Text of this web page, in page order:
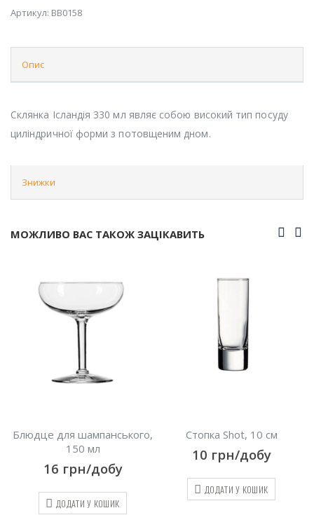
Артикул: BB0158
Опис
Склянка Ісландія 330 мл являє собою високий тип посуду
циліндричної форми з потовщеним дном.
Знижки
МОЖЛИВО ВАС ТАКОЖ ЗАЦІКАВИТЬ
Стопка Shot, 10 см
10грн/добу
ДОДАТИ У КОШИК
Келих для граппи
20грн/добу
ДОДАТИ У КОШИК